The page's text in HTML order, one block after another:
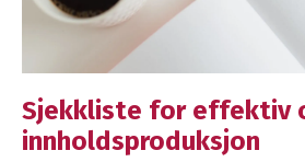
Sjekkliste for effektiv
innholdsproduksjon